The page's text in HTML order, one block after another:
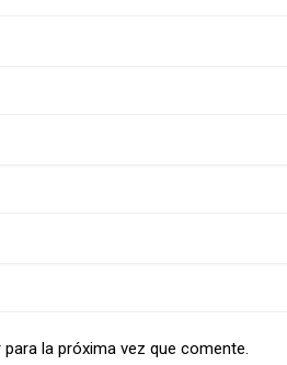
la próxima vez que comente.